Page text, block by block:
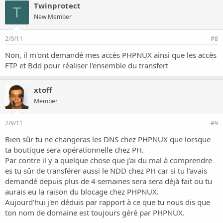
T Twinprotect
New Member
2/9/11 #8
Non, il m'ont demandé mes accès PHPNUX ainsi que les accès
FTP et Bdd pour réaliser l'ensemble du transfert
xtoff
Member
2/9/11 #9
Bien sûr tu ne changeras les DNS chez PHPNUX que lorsque
ta boutique sera opérationnelle chez PH.
Par contre il y a quelque chose que j'ai du mal à comprendre
es tu sûr de transférer aussi le NDD chez PH car si tu l'avais
demandé depuis plus de 4 semaines sera sera déjà fait ou tu
aurais eu la raison du blocage chez PHPNUX.
Aujourd'hui j'en déduis par rapport à ce que tu nous dis que
ton nom de domaine est toujours géré par PHPNUX.